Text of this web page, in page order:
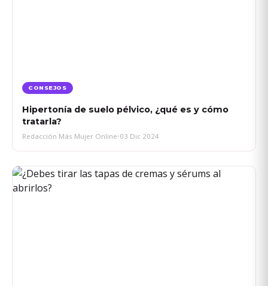
CONSEJOS
Hipertonía de suelo pélvico, ¿qué es y cómo
tratarla?
Redacción Más Mujer Online•03 Dic 2024